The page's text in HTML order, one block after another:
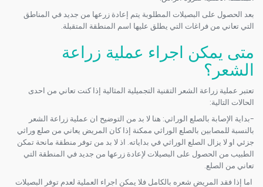
بعد الحصول على البصيلات المطلوبة يتم إعادة زرعها من جديد في المناطق
التي تعاني من فراغات التي يطلق عليها اسم المنطقة المتقبلة.
متى يمكن اجراء عملية زراعة
الشعر؟
تعتبر عملية زراعة الشعر التقنية التجميلية المثالية إذا كنت تعاني من احدى
الحالات التالية:
-بداية الإصابة بالصلع الوراثي: هنا لا بد من التوضيح ان عملية زراعة الشعر
بالنسبة للمصابين بالصلع الوراثي ممكنة إذا كان المريض يعاني من صلع وراثي
جزئي او لا يزال الصلع الوراثي في بداياته. اذ لا بد من توفر منطقة مانحة تمكن
الطبيب من الحصول على البصيلات لإعادة زرعها من جديد في المنطقة التي
تعاني من الصلع.
اما إذا فقد المريض شعره بالكامل فلا يمكن اجراء العملية لعدم توفر البصيلات